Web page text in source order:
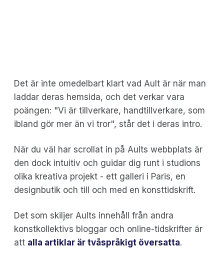
Det är inte omedelbart klart vad Ault är när man
laddar deras hemsida, och det verkar vara
poängen: "Vi är tillverkare, handtillverkare, som
ibland gör mer än vi tror", står det i deras intro.
När du väl har scrollat in på Aults webbplats är
den dock intuitiv och guidar dig runt i studions
olika kreativa projekt - ett galleri i Paris, en
designbutik och till och med en konsttidskrift.
Det som skiljer Aults innehåll från andra
konstkollektivs bloggar och online-tidskrifter är
att alla artiklar är tvåspråkigt översatta.